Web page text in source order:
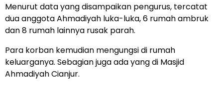
Menurut data yang disampaikan pengurus, tercatat
dua anggota Ahmadiyah luka-luka, 6 rumah ambruk
dan 8 rumah lainnya rusak parah.
Para korban kemudian mengungsi di rumah
keluarganya. Sebagian juga ada yang di Masjid
Ahmadiyah Cianjur.